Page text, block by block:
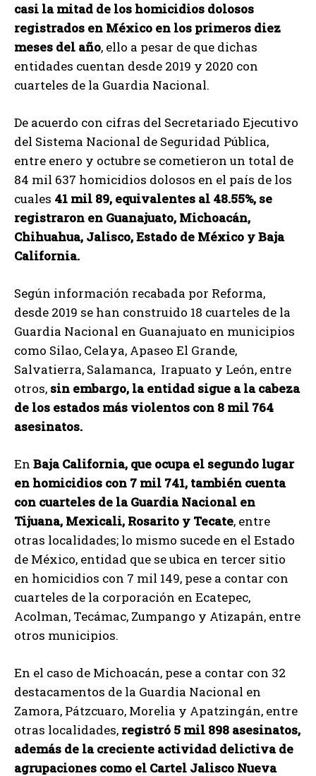
casi la mitad de los homicidios dolosos
registrados en México en los primeros diez
meses del año, ello a pesar de que dichas
entidades cuentan desde 2019 y 2020 con
cuarteles de la Guardia Nacional.
De acuerdo con cifras del Secretariado Ejecutivo
del Sistema Nacional de Seguridad Pública,
entre enero y octubre se cometieron un total de
84 mil 637 homicidios dolosos en el país de los
cuales 41 mil 89, equivalentes al 48.55%, se
registraron en Guanajuato, Michoacán,
Chihuahua, Jalisco, Estado de México y Baja
California.
Según información recabada por Reforma,
desde 2019 se han construido 18 cuarteles de la
Guardia Nacional en Guanajuato en municipios
como Silao, Celaya, Apaseo El Grande,
Salvatierra, Salamanca, Irapuato y León, entre
otros, sin embargo, la entidad sigue a la cabeza
de los estados más violentos con 8 mil 764
asesinatos.
En Baja California, que ocupa el segundo lugar
en homicidios con 7 mil 741, también cuenta
con cuarteles de la Guardia Nacional en
Tijuana, Mexicali, Rosarito y Tecate, entre
otras localidades; lo mismo sucede en el Estado
de México, entidad que se ubica en tercer sitio
en homicidios con 7 mil 149, pese a contar con
cuarteles de la corporación en Ecatepec,
Acolman, Tecámac, Zumpango y Atizapán, entre
otros municipios.
En el caso de Michoacán, pese a contar con 32
destacamentos de la Guardia Nacional en
Zamora, Pátzcuaro, Morelia y Apatzingán, entre
otras localidades, registró 5 mil 898 asesinatos,
además de la creciente actividad delictiva de
agrupaciones como el Cartel Jalisco Nueva